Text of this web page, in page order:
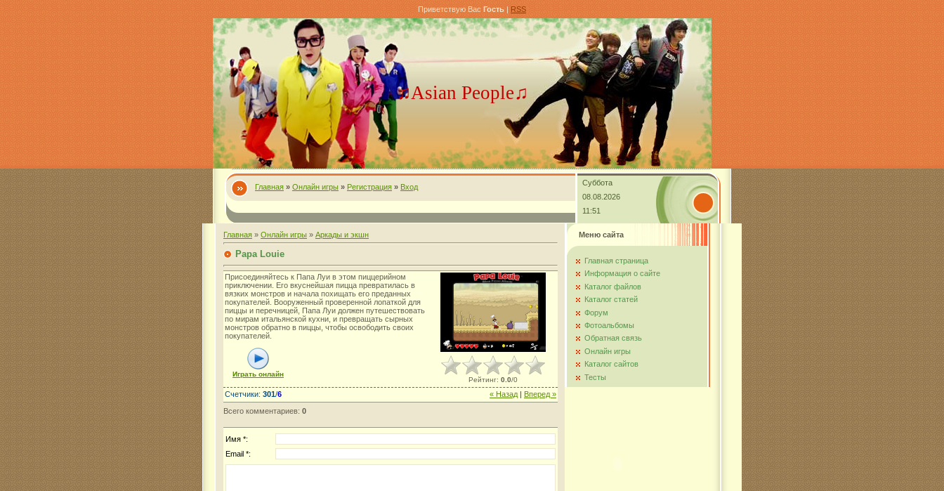
Приветствую Вас Гость | RSS
♫Asian People♫
Главная » Онлайн игры » Регистрация » Вход
Суббота
08.08.2026
11:51
Главная » Онлайн игры » Аркады и экшн
Papa Louie
Присоединяйтесь к Папа Луи в этом пиццерийном
приключении. Его вкуснейшая пицца превратилась в
вязких монстров и начала похищать его преданных
покупателей. Вооруженный проверенной лопаткой для
пиццы и перечницей, Папа Луи должен путешествовать
по мирам итальянской кухни, и превращать сырных
монстров обратно в пиццы, чтобы освободить своих
покупателей.
Играть онлайн
Рейтинг: 0.0/0
« Назад Вперед »
Счетчики: 301/6
Всего комментариев: 0
Имя *:
Email *:
Меню сайта
Главная страница
Информация о сайте
Каталог файлов
Каталог статей
Форум
Фотоальбомы
Обратная связь
Онлайн игры
Каталог сайтов
Тесты